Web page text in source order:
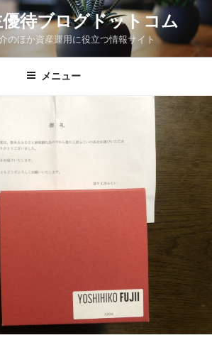
待ブログドットコム
のほか資産運用に役立つ情報サイト
メニュー